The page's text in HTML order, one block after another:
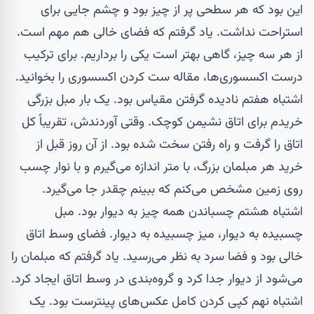
این بود که هر سطحی پر از چیز بود و چشم جایی برای
استراحت نداشت. یاد گرفتم که فضای خالی هم مهم است.
از هر سه چیز، گاهی بهتر است یکی را برداریم. برای ترکیب
درست اکسسوری‌ها، مقاله ست کردن اکسسوری را بخوانید.
اشتباه هفتم نادیده گرفتن مقیاس بود. یک بار مبل بزرگی
خریدم برای اتاق نشیمن کوچک. وقتی آوردندش، تقریباً کل
اتاق را گرفت و راه رفتن سخت شده بود. از آن روز قبل از
خرید هر مبلمان بزرگ، با متر اندازه می‌گیرم و با نوار چسب
روی زمین مشخص می‌کنم که ببینم چقدر جا می‌گیرد.
اشتباه هشتم چسباندن همه چیز به دیوار بود. مبل
چسبیده به دیوار، میز چسبیده به دیوار. فضای وسط اتاق
خالی بود و فضا سرد به نظر می‌رسید. یاد گرفتم که مبلمان را
می‌شود از دیوار جدا کرد و گروه‌بندی در وسط اتاق ایجاد کرد.
اشتباه نهم کپی کردن کامل عکس‌های پینترست بود. یک